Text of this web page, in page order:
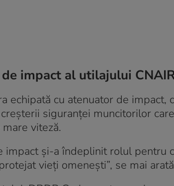
impact al utilajului
echipată cu atenuator de
siguranței muncitorilor
viteză.
impact și-a îndeplinit rolul pentru
vieți omenești”, se mai